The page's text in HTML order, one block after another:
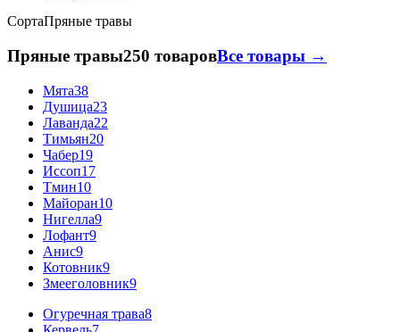
СортаПряные травы
Пряные травы250 товаровВсе товары →
Мята38
Душица23
Лаванда22
Тимьян20
Чабер19
Иссоп17
Тмин10
Майоран10
Нигелла9
Лофант9
Анис9
Котовник9
Змееголовник9
Огуречная трава8